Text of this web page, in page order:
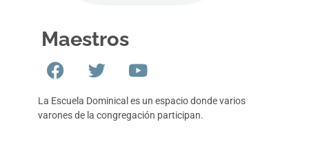
Maestros
La Escuela Dominical es un espacio donde varios
varones de la congregación participan.